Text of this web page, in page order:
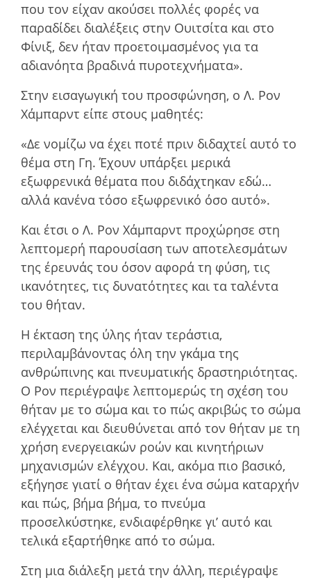
που τον είχαν ακούσει πολλές φορές να
παραδίδει διαλέξεις στην Ουιτσίτα και στο
Φίνιξ, δεν ήταν προετοιµασµένος για τα
αδιανόητα βραδινά πυροτεχνήµατα».
Στην εισαγωγική του προσφώνηση, ο Λ. Ρον
Χάμπαρντ είπε στους µαθητές:
«Δε νοµίζω να έχει ποτέ πριν διδαχτεί αυτό το
θέµα στη Γη. Έχουν υπάρξει µερικά
εξωφρενικά θέµατα που διδάχτηκαν εδώ…
αλλά κανένα τόσο εξωφρενικό όσο αυτό».
Και έτσι ο Λ. Ρον Χάμπαρντ προχώρησε στη
λεπτοµερή παρουσίαση των αποτελεσµάτων
της έρευνάς του όσον αφορά τη φύση, τις
ικανότητες, τις δυνατότητες και τα ταλέντα
του θήταν.
Η έκταση της ύλης ήταν τεράστια,
περιλαµβάνοντας όλη την γκάµα της
ανθρώπινης και πνευµατικής δραστηριότητας.
Ο Ρον περιέγραψε λεπτοµερώς τη σχέση του
θήταν µε το σώµα και το πώς ακριβώς το σώµα
ελέγχεται και διευθύνεται από τον θήταν µε τη
χρήση ενεργειακών ροών και κινητήριων
µηχανισµών ελέγχου. Και, ακόµα πιο βασικό,
εξήγησε γιατί ο θήταν έχει ένα σώµα καταρχήν
και πώς, βήµα βήµα, το πνεύµα
προσελκύστηκε, ενδιαφέρθηκε γι’ αυτό και
τελικά εξαρτήθηκε από το σώµα.
Στη µια διάλεξη µετά την άλλη, περιέγραψε